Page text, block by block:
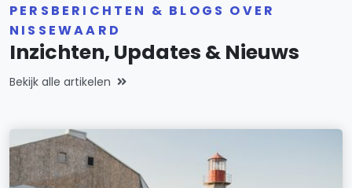
PERSBERICHTEN & BLOGS OVER
NISSEWAARD
Inzichten, Updates & Nieuws
Bekijk alle artikelen